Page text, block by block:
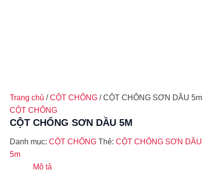
Trang chủ /CỘT CHỐNG / CỘT CHỐNG SƠN DẦU 5m
CỘT CHỐNG
CỘT CHỐNG SƠN DẦU 5M
Danh mục: CỘT CHỐNG Thẻ: CỘT CHỐNG SƠN DẦU
5m
Mô tả